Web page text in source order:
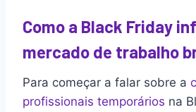
Como a Black Friday
mercado de trabalho
Para começar a falar sobre a
profissionais temporários na